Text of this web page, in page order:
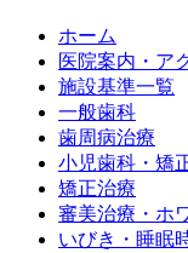
ホーム
医院案内・ア
施設基準一覧
一般歯科
歯周病治療
小児歯科・矯
矯正治療
審美治療・ホ
いびき・睡眠